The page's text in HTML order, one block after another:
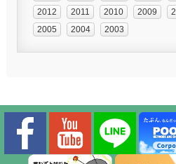
2012
2011 2010 2009
2005
2004 2003